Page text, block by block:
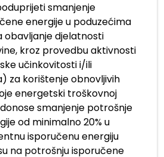
smanjenje
energije u poduzećima
obavljanje djelatnosti
kroz provedbu aktivnosti
učinkovitosti i/ili
za korištenje obnovljivih
energetski troškovnoj
smanjenje potrošnje
od minimalno 20% u
isporučenu energiju
na potrošnju isporučene